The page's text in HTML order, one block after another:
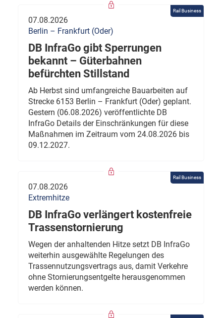
Rail Business
07.08.2026
Berlin – Frankfurt (Oder)
DB InfraGo gibt Sperrungen
bekannt – Güterbahnen
befürchten Stillstand
Ab Herbst sind umfangreiche Bauarbeiten auf
Strecke 6153 Berlin – Frankfurt (Oder) geplant.
Gestern (06.08.2026) veröffentlichte DB
InfraGo Details der Einschränkungen für diese
Maßnahmen im Zeitraum vom 24.08.2026 bis
09.12.2027.
Rail Business
07.08.2026
Extremhitze
DB InfraGo verlängert kostenfreie
Trassenstornierung
Wegen der anhaltenden Hitze setzt DB InfraGo
weiterhin ausgewählte Regelungen des
Trassennutzungsvertrags aus, damit Verkehre
ohne Stornierungsentgelte herausgenommen
werden können.